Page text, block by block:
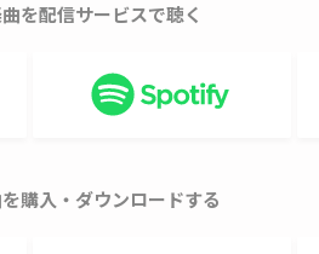
を配信サービスで聴く
購入・ダウンロードする